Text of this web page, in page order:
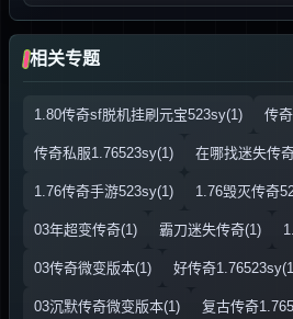
相关专题
1.80传奇sf脱机挂刷元宝523sy(1) 传
传奇私服1.76523sy(1) 在哪找迷失传
1.76传奇手游523sy(1) 1.76毁灭传奇
03年超变传奇(1) 霸刀迷失传奇(1)
03传奇微变版本(1) 好传奇
03沉默传奇微变版本(1) 复古传奇